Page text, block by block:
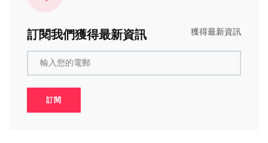
訂閱我們獲得最新資訊 獲得最新資訊
輸入您的電郵
訂閱